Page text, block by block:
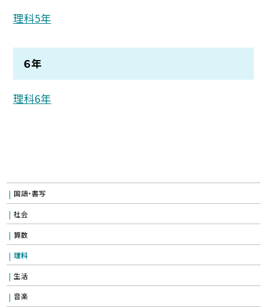
理科5年
６年
理科6年
国語・書写
社会
算数
理科
生活
音楽